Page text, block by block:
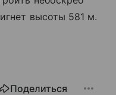
высоты 581 м.
Поделиться